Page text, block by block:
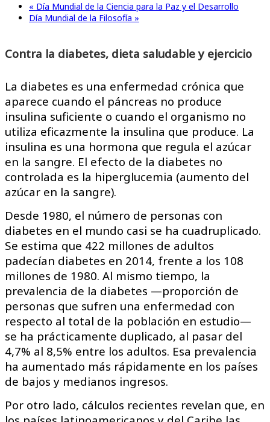
« Día Mundial de la Ciencia para la Paz y el Desarrollo
Día Mundial de la Filosofía »
Contra la diabetes, dieta saludable y ejercicio
La diabetes es una enfermedad crónica que
aparece cuando el páncreas no produce
insulina suficiente o cuando el organismo no
utiliza eficazmente la insulina que produce. La
insulina es una hormona que regula el azúcar
en la sangre. El efecto de la diabetes no
controlada es la hiperglucemia (aumento del
azúcar en la sangre).
Desde 1980, el número de personas con
diabetes en el mundo casi se ha cuadruplicado.
Se estima que 422 millones de adultos
padecían diabetes en 2014, frente a los 108
millones de 1980. Al mismo tiempo, la
prevalencia de la diabetes —proporción de
personas que sufren una enfermedad con
respecto al total de la población en estudio—
se ha prácticamente duplicado, al pasar del
4,7% al 8,5% entre los adultos. Esa prevalencia
ha aumentado más rápidamente en los países
de bajos y medianos ingresos.
Por otro lado, cálculos recientes revelan que, en